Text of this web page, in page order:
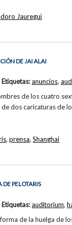
Jauregui
DE JAI ALAI
de los cuatro
dos caricaturas de
Etiquetas:anuncios,
,prensa,Shanghai
PELOTARIS
de la huelga de
Etiquetas:auditorium,